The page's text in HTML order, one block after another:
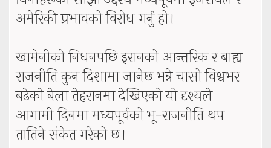
अमेरिकी प्रभावको विरोध गर्नु हो।
खामेनीको निधनपछि इरानको आन्तरिक र बाह्य
राजनीति कुन दिशामा जानेछ भन्ने चासो विश्वभर
बढेको बेला तेहरानमा देखिएको यो दृश्यले
आगामी दिनमा मध्यपूर्वको भू-राजनीति थप
तातिने संकेत गरेको छ।